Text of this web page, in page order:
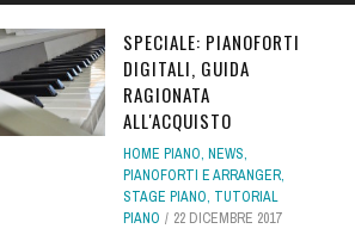
SPECIALE: PIANOFORTI
DIGITALI, GUIDA
RAGIONATA
ALL'ACQUISTO
HOME PIANO, NEWS,
PIANOFORTI E ARRANGER,
STAGE PIANO, TUTORIAL
PIANO
22 DICEMBRE 2017
DAW